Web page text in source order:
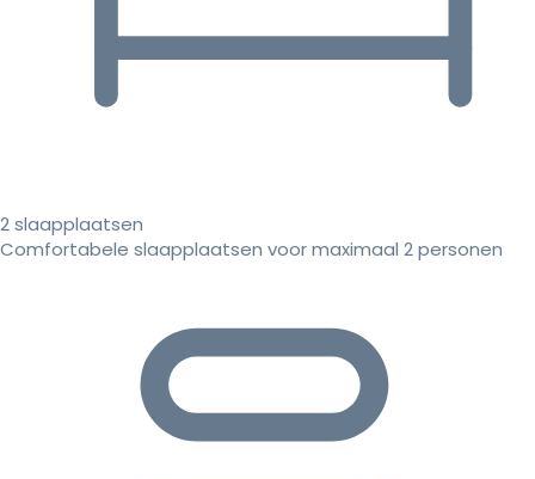
2 slaapplaatsen
Comfortabele slaapplaatsen voor maximaal 2 personen